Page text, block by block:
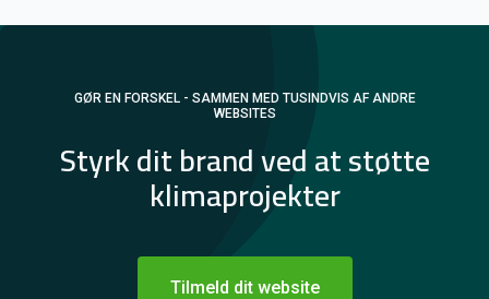
GØR EN FORSKEL - SAMMEN MED TUSINDVIS AF ANDRE
WEBSITES
Styrk dit brand ved at støtte
klimaprojekter
Tilmeld dit website